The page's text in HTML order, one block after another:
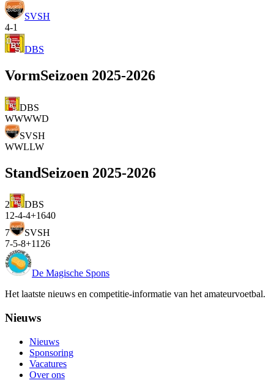
SVSH
4-1
DBS
VormSeizoen 2025-2026
DBS
WWWWD
SVSH
WWLLW
StandSeizoen 2025-2026
2
DBS
12-4-4+1640
7
SVSH
7-5-8+1126
De Magische Spons
Het laatste nieuws en competitie-informatie van het amateurvoetbal.
Nieuws
Nieuws
Sponsoring
Vacatures
Over ons